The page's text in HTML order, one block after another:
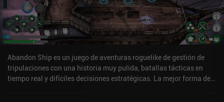
Abandon Ship es un juego de aventuras roguelike de gestión de
tripulaciones con una historia muy pulida, batallas tácticas en
tiempo real y difíciles decisiones estratégicas. La mejor forma de